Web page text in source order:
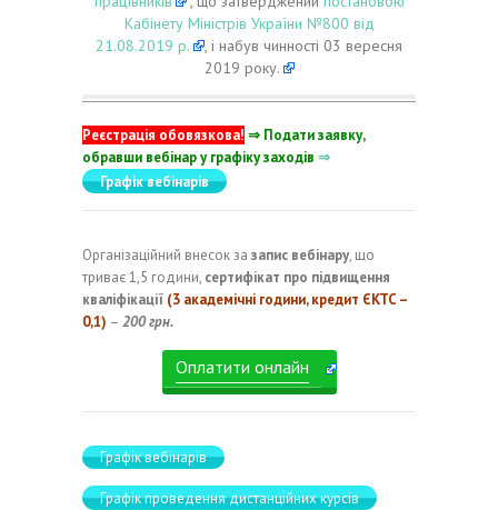
Кабінету Міністрів України №800 від
21.08.2019 р.
, і набув чинності 03 вересня
2019 року.
Реєстрація обовязкова! ⇒ Подати заявку,
обравши вебінар у графіку заходів ⇒
Графік вебінарів
Організаційний внесок за запис вебінару, що
триває 1,5 години, сертифікат про підвищення
кваліфікації (3 академічні години, кредит ЄКТС –
0,1) – 200 грн.
Оплатити онлайн
Графік вебінарів
Графік проведення дистанційних курсів